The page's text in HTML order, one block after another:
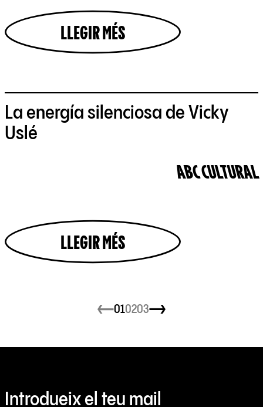
LLEGIR MÉS
La energía silenciosa de Vicky
Uslé
LLEGIR MÉS
ABC CULTURAL
010203